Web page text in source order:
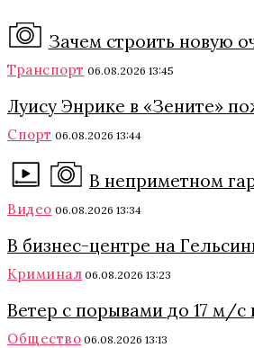
Зачем строить новую
Транспорт 06.08.2026 13:45
Луису Энрике в «Зените»
Спорт 06.08.2026 13:44
В неприметном
Видео 06.08.2026 13:34
В бизнес-центре на
Криминал 06.08.2026 13:23
Ветер с порывами до 17 м/с
Общество 06.08.2026 13:13